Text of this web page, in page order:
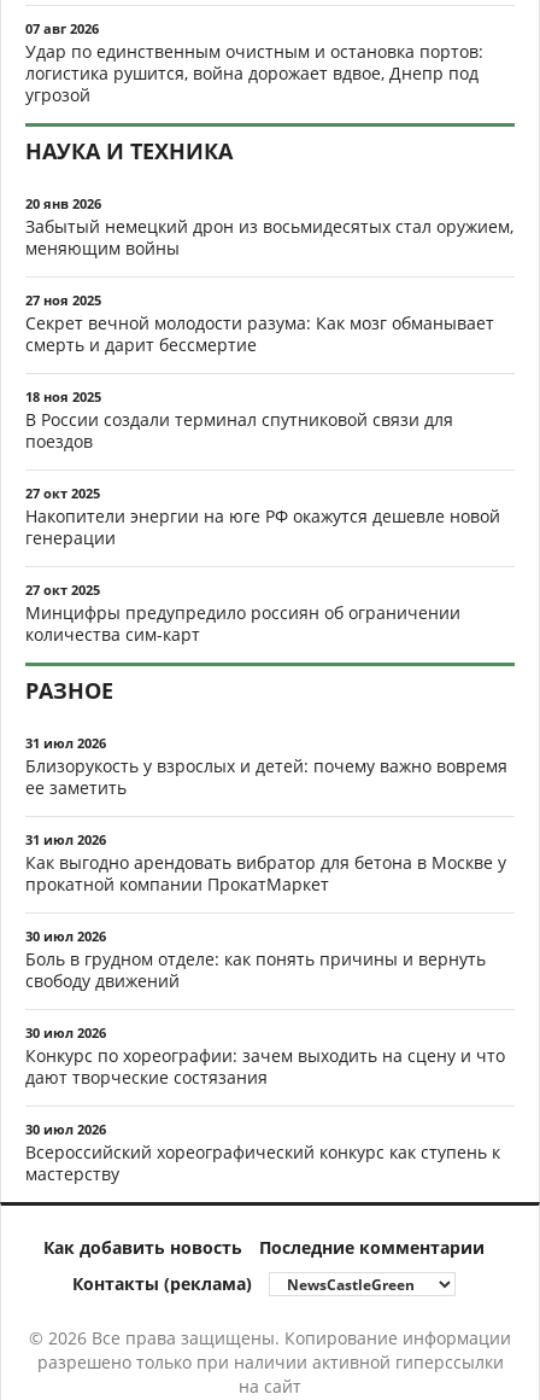
07 авг 2026
Удар по единственным очистным и остановка портов:
логистика рушится, война дорожает вдвое, Днепр под
угрозой
НАУКА И ТЕХНИКА
20 янв 2026
Забытый немецкий дрон из восьмидесятых стал оружием,
меняющим войны
27 ноя 2025
Секрет вечной молодости разума: Как мозг обманывает
смерть и дарит бессмертие
18 ноя 2025
В России создали терминал спутниковой связи для
поездов
27 окт 2025
Накопители энергии на юге РФ окажутся дешевле новой
генерации
27 окт 2025
Минцифры предупредило россиян об ограничении
количества сим-карт
РАЗНОЕ
31 июл 2026
Близорукость у взрослых и детей: почему важно вовремя
ее заметить
31 июл 2026
Как выгодно арендовать вибратор для бетона в Москве у
прокатной компании ПрокатМаркет
30 июл 2026
Боль в грудном отделе: как понять причины и вернуть
свободу движений
30 июл 2026
Конкурс по хореографии: зачем выходить на сцену и что
дают творческие состязания
30 июл 2026
Всероссийский хореографический конкурс как ступень к
мастерству
Как добавить новость
Последние комментарии
Контакты (реклама)
© 2026 Все права защищены. Копирование информации
разрешено только при наличии активной гиперссылки
на сайт